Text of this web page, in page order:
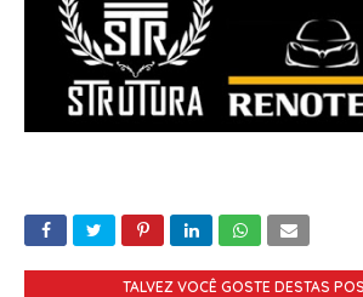
TALVEZ VOCÊ GOSTE DESTAS